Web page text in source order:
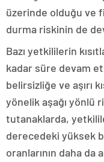
üzerinde olduğu ve
durma riskinin de
Bazı yetkililerin
kadar süre devam
belirsizliğe ve aşırı
yönelik aşağı yönlü
tutanaklarda,
derecedeki yüksek
oranlarının daha da